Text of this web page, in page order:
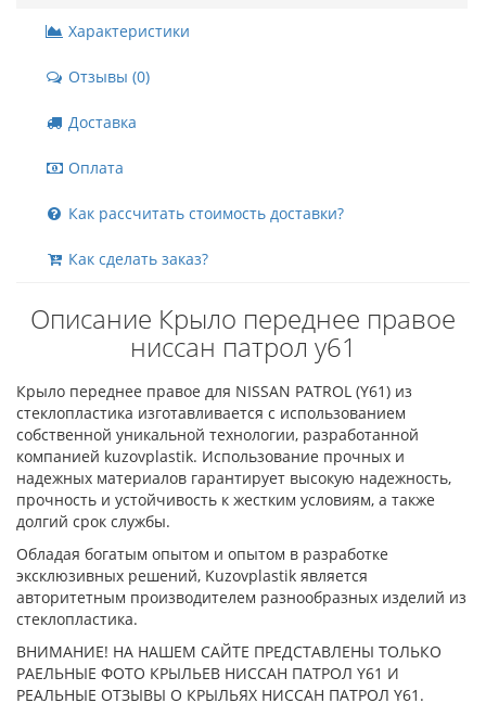
Характеристики
Отзывы (0)
Доставка
Оплата
Как рассчитать стоимость доставки?
Как сделать заказ?
Описание Крыло переднее правое
ниссан патрол y61
Крыло переднее правое для NISSAN PATROL (Y61) из
стеклопластика изготавливается с использованием
собственной уникальной технологии, разработанной
компанией kuzovplastik. Использование прочных и
надежных материалов гарантирует высокую надежность,
прочность и устойчивость к жестким условиям, а также
долгий срок службы.
Обладая богатым опытом и опытом в разработке
эксклюзивных решений, Kuzovplastik является
авторитетным производителем разнообразных изделий из
стеклопластика.
ВНИМАНИЕ! НА НАШЕМ САЙТЕ ПРЕДСТАВЛЕНЫ ТОЛЬКО
РАЕЛЬНЫЕ ФОТО КРЫЛЬЕВ НИССАН ПАТРОЛ Y61 И
РЕАЛЬНЫЕ ОТЗЫВЫ О КРЫЛЬЯХ НИССАН ПАТРОЛ Y61.